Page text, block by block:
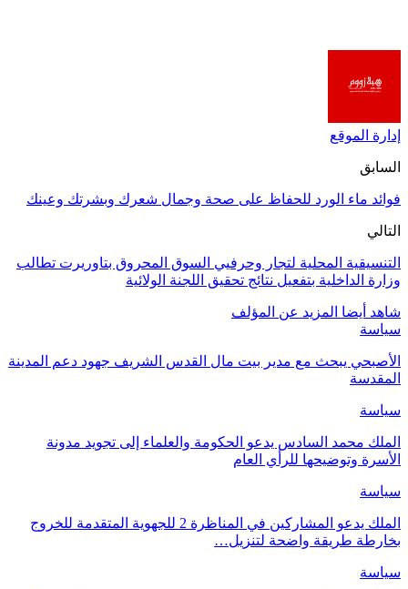
إدارة الموقع
السابق
فوائد ماء الورد للحفاظ على صحة وجمال شعرك وبشرتك وعينك
التالي
التنسيقية المحلية لتجار وحرفيي السوق المحروق بتاوريرت تطالب
وزارة الداخلية بتفعيل نتائج تحقيق اللجنة الولائية
شاهد أيضا المزيد عن المؤلف
سياسة
الأصبحي يبحث مع مدير بيت مال القدس الشريف جهود دعم المدينة
المقدسة
سياسة
الملك محمد السادس يدعو الحكومة والعلماء إلى تجويد مدونة
الأسرة وتوضيحها للرأي العام
سياسة
الملك يدعو المشاركين في المناظرة 2 للجهوية المتقدمة للخروج
بخارطة طريقة واضحة لتنزيل…
سياسة